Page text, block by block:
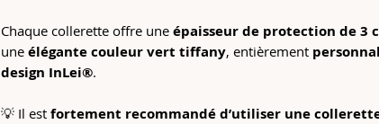
Chaque collerette offre une épaisseur de protection de 3
une élégante couleur vert tiffany, entièrement
design InLei®.
💡 Il est fortement recommandé d’utiliser une